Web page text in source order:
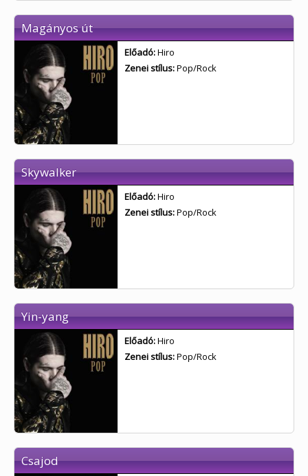
Magányos út
Előadó:Hiro
Zenei stílus:Pop/Rock
Skywalker
Előadó:Hiro
Zenei stílus:Pop/Rock
Yin-yang
Előadó:Hiro
Zenei stílus:Pop/Rock
Csajod